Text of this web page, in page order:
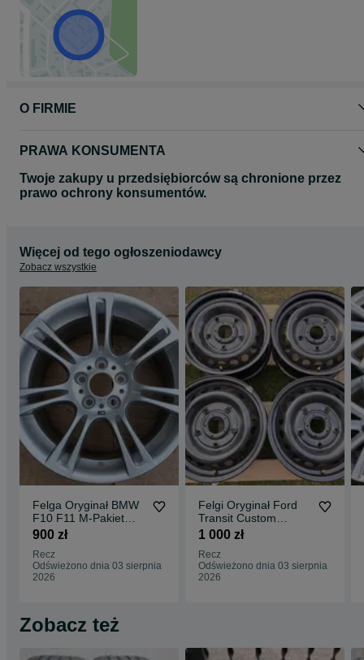
O FIRMIE
PRAWA KONSUMENTA
Twoje zakupy u przedsiębiorców są chronione przez
prawo ochrony konsumentów.
Więcej od tego ogłoszeniodawcy
Zobacz wszystkie
Felga Oryginał BMW
F10 F11 M-Pakiet
8Jx18 ET30 5x120
900 zł
Recz
Odświeżono dnia 03 sierpnia
2026
Felgi Oryginał Ford
Transit Custom
Tourneo Nugget
1 000 zł
Recz
Odświeżono dnia 03 sierpnia
2026
Zobacz też